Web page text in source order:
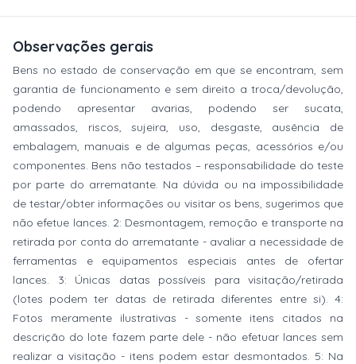
Observações gerais
Bens no estado de conservação em que se encontram, sem
garantia de funcionamento e sem direito a troca/devolução,
podendo apresentar avarias, podendo ser sucata,
amassados, riscos, sujeira, uso, desgaste, ausência de
embalagem, manuais e de algumas peças, acessórios e/ou
componentes. Bens não testados – responsabilidade do teste
por parte do arrematante. Na dúvida ou na impossibilidade
de testar/obter informações ou visitar os bens, sugerimos que
não efetue lances. 2: Desmontagem, remoção e transporte na
retirada por conta do arrematante - avaliar a necessidade de
ferramentas e equipamentos especiais antes de ofertar
lances. 3: Únicas datas possíveis para visitação/retirada
(lotes podem ter datas de retirada diferentes entre si). 4:
Fotos meramente ilustrativas - somente itens citados na
descrição do lote fazem parte dele - não efetuar lances sem
realizar a visitação - itens podem estar desmontados. 5: Na